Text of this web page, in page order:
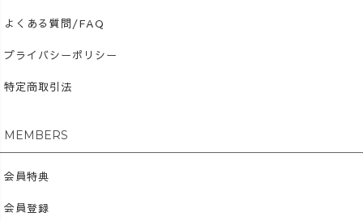
よくある質問/FAQ
プライバシーポリシー
特定商取引法
MEMBERS
会員特典
会員登録